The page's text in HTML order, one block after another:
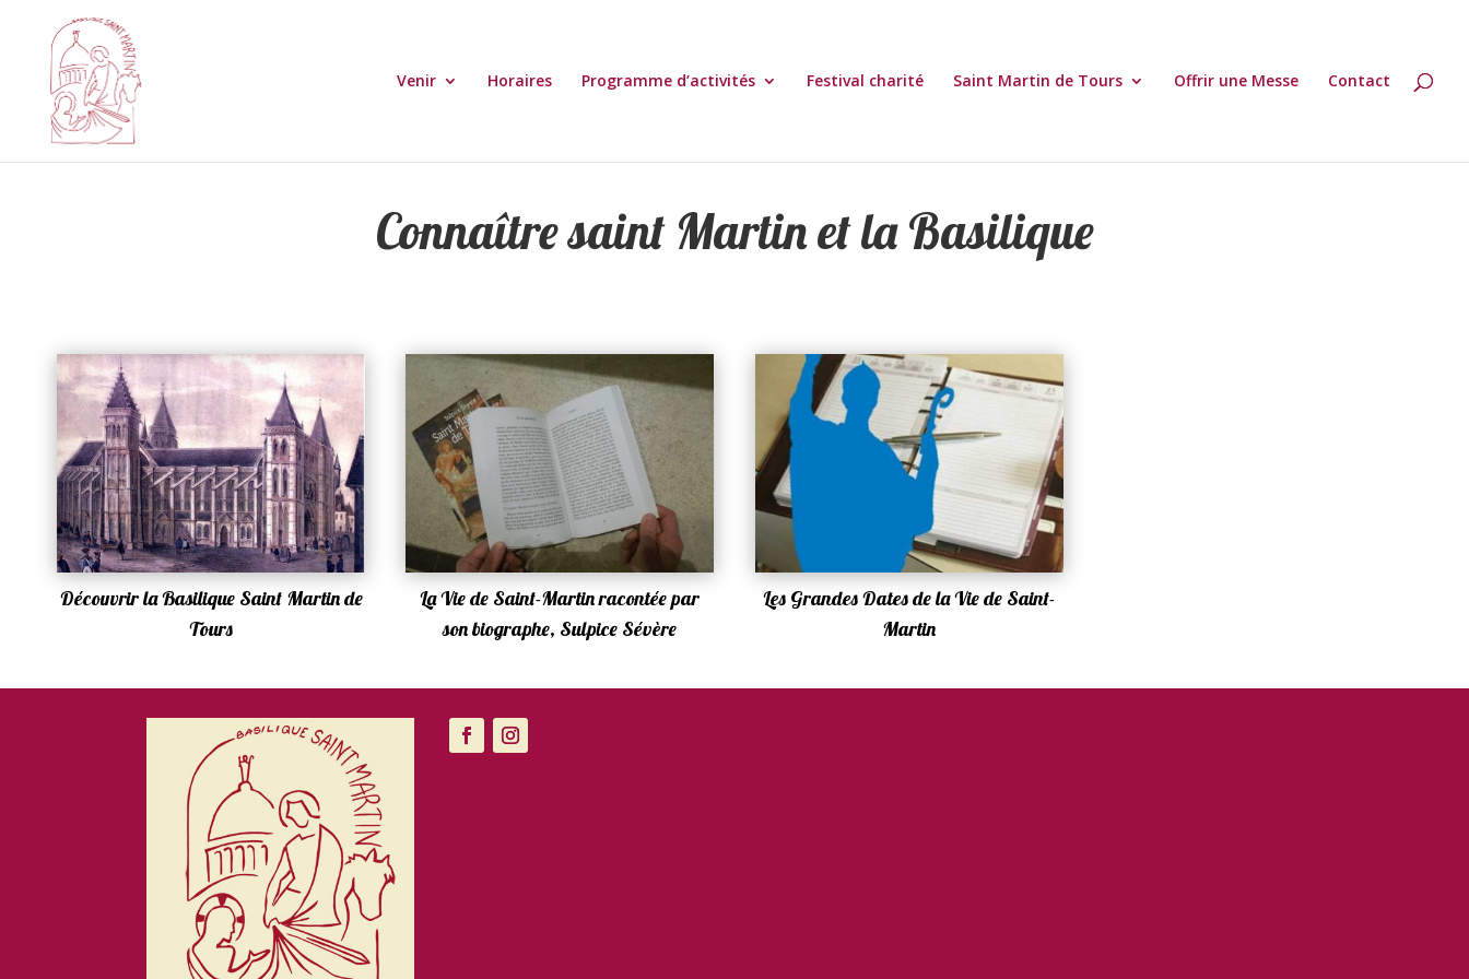
Venir Horaires Programme d’activités Festival charité Saint Martin de Tours Offrir une Messe Contact
Connaître saint Martin et la Basilique
Découvrir la Basilique Saint Martin de
Tours
La Vie de Saint-Martin racontée par
son biographe, Sulpice Sévère
Les Grandes Dates de la Vie de Saint-
Martin